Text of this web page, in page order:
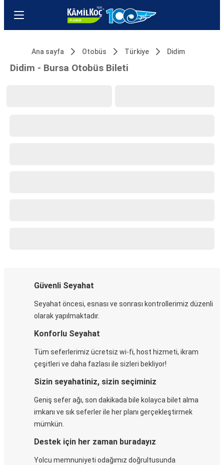
Ana sayfa Otobüs Türkiye Didim
Didim - Bursa Otobüs Bileti
Güvenli Seyahat
Seyahat öncesi, esnası ve sonrası kontrollerimiz düzenli
olarak yapılmaktadır.
Konforlu Seyahat
Tüm seferlerimiz ücretsiz wi-fi, host hizmeti, ikram
çeşitleri ve daha fazlası ile sizleri bekliyor!
Sizin seyahatiniz, sizin seçiminiz
Geniş sefer ağı, son dakikada bile kolayca bilet alma
imkanı ve sık seferler ile her planı gerçekleştirmek
mümkün.
Destek için her zaman buradayız
Yolcu memnuniyeti odağımız doğrultusunda